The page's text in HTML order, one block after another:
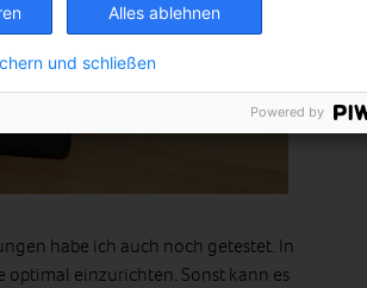
habe ich auch noch getestet. In
optimal einzurichten. Sonst kann es
Alles ablehnen
und schließen
Powered by